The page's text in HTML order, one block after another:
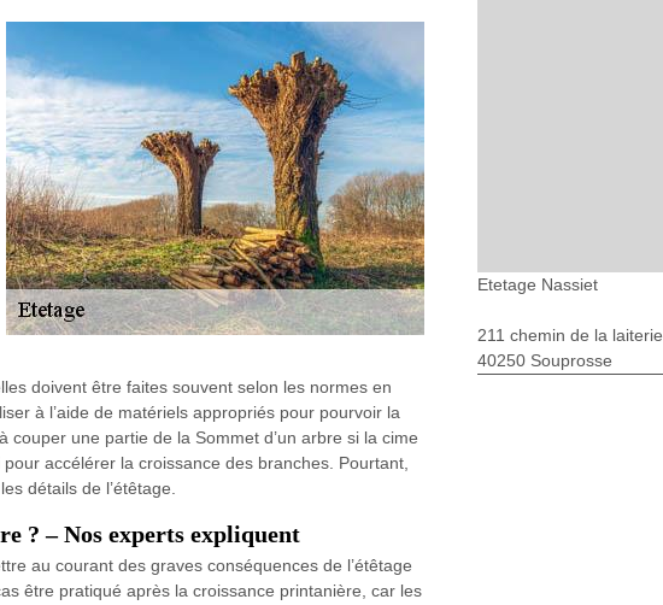
doivent être faites souvent selon les normes en
à l’aide de matériels appropriés pour pourvoir la
couper une partie de la Sommet d’un arbre si la cime
accélérer la croissance des branches. Pourtant,
détails de l’étêtage.
? – Nos experts expliquent
au courant des graves conséquences de l’étêtage
être pratiqué après la croissance printanière, car les
Etetage Nassiet
211 chemin de la laiterie
40250 Souprosse